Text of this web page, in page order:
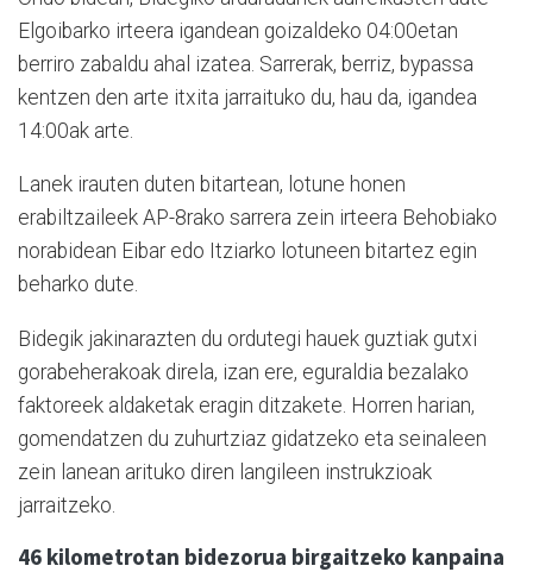
Elgoibarko irteera igandean goizaldeko 04:00etan
berriro zabaldu ahal izatea. Sarrerak, berriz, bypassa
kentzen den arte itxita jarraituko du, hau da, igandea
14:00ak arte.
Lanek irauten duten bitartean, lotune honen
erabiltzaileek AP-8rako sarrera zein irteera Behobiako
norabidean Eibar edo Itziarko lotuneen bitartez egin
beharko dute.
Bidegik jakinarazten du ordutegi hauek guztiak gutxi
gorabeherakoak direla, izan ere, eguraldia bezalako
faktoreek aldaketak eragin ditzakete. Horren harian,
gomendatzen du zuhurtziaz gidatzeko eta seinaleen
zein lanean arituko diren langileen instrukzioak
jarraitzeko.
46 kilometrotan bidezorua birgaitzeko kanpaina